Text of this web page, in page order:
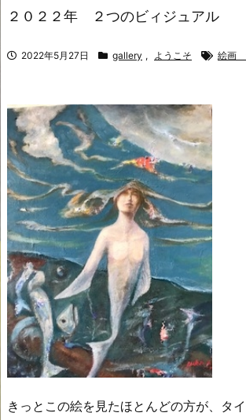
２０２２年 ２つのビィジュアル
2022年5月27日 gallery , ようこそ 絵画
きっとこの絵を見たほとんどの方が、タ